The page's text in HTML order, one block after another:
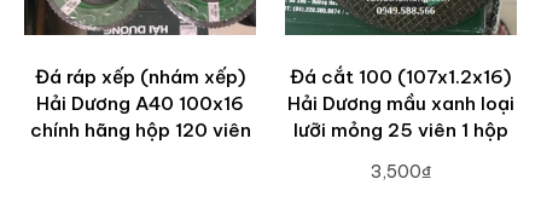
Đá ráp xếp (nhám xếp)
Hải Dương A40 100x16
chính hãng hộp 120 viên
Đá cắt 100 (107x1.2x16)
Hải Dương mầu xanh loại
lưỡi mỏng 25 viên 1 hộp
3,500₫